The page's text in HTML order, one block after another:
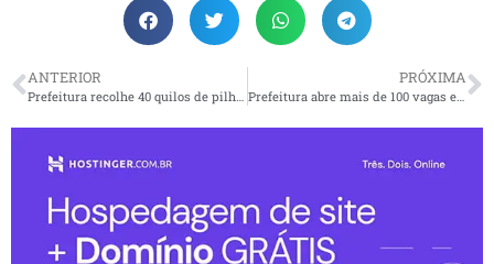
ANTERIOR PRÓXIMA
Prefeitura abre mais de 100 vagas em processo seletivo de professores temporários